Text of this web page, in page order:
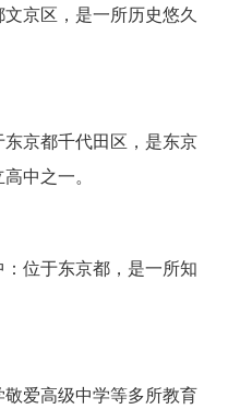
京区，是一所历史悠久
京都千代田区，是东京
中之一。
位于东京都，是一所知
爱高级中学等多所教育